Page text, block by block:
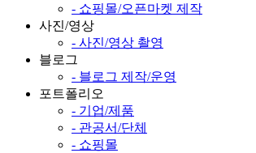
- 쇼핑몰/오픈마켓 제작
사진/영상
- 사진/영상 촬영
블로그
- 블로그 제작/운영
포트폴리오
- 기업/제품
- 관공서/단체
- 쇼핑몰